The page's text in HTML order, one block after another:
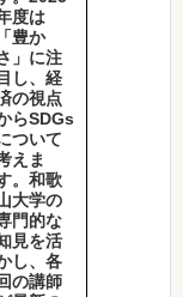
度は
「豊か
」に注
目し、経
の視点
らSDGs
ついて
えま
。和歌
大学の
門的な
見を活
し、各
の講師